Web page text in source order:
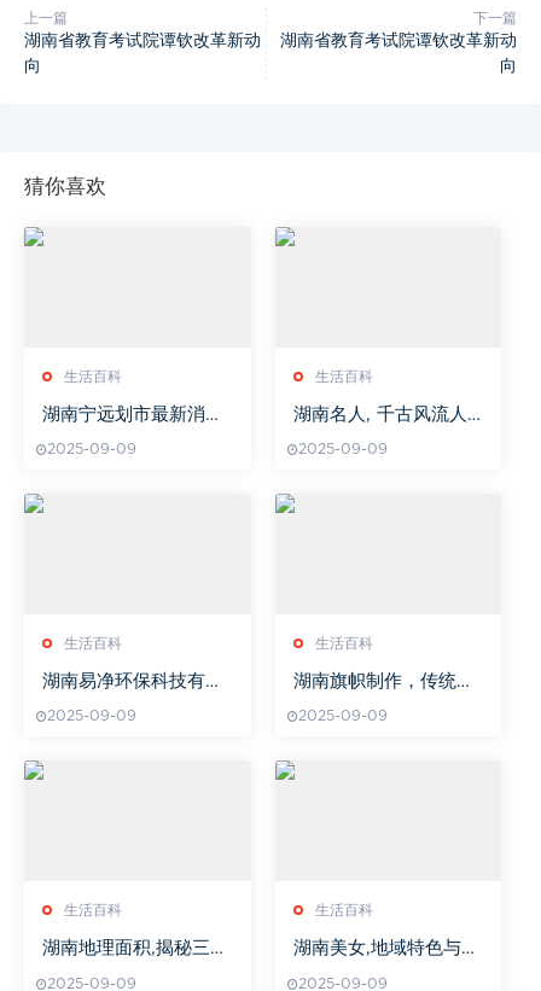
上一篇
湖南省教育考试院谭钦改革新动
向
下一篇
湖南省教育考试院谭钦改革新动
向
猜你喜欢
生活百科
湖南宁远划市最新消息-
望
2025-09-09
生活百科
湖南名人, 千古风流人
析
2025-09-09
生活百科
湖南易净环保科技有限
色解决方案解析
2025-09-09
生活百科
湖南旗帜制作，传统工
合-专业旗帜制作解析
2025-09-09
生活百科
湖南地理面积,揭秘三湘
2025-09-09
生活百科
湖南美女,地域特色与魅
2025-09-09